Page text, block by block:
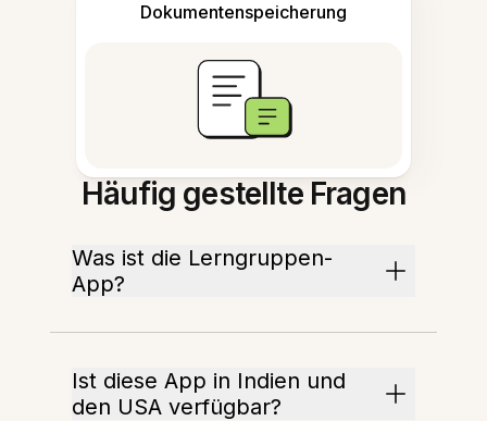
Dokumentenspeicherung
Häufig gestellte Fragen
Was ist die Lerngruppen-
App?
Ist diese App in Indien und
den USA verfügbar?